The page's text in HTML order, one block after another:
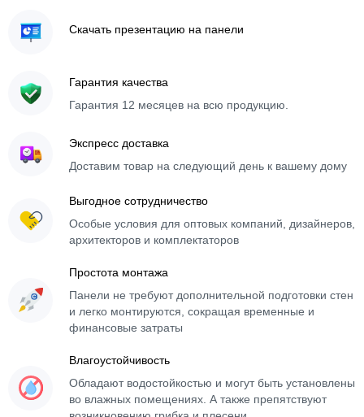
Скачать презентацию на панели
Гарантия качества
Гарантия 12 месяцев на всю продукцию.
Экспресс доставка
Доставим товар на следующий день к вашему дому
Выгодное сотрудничество
Особые условия для оптовых компаний, дизайнеров,
архитекторов и комплектаторов
Простота монтажа
Панели не требуют дополнительной подготовки стен
и легко монтируются, сокращая временные и
финансовые затраты
Влагоустойчивость
Обладают водостойкостью и могут быть установлены
во влажных помещениях. А также препятствуют